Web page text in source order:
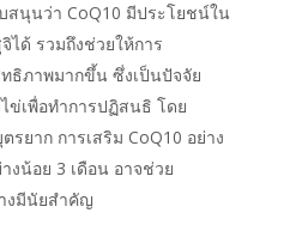
สนุนว่า CoQ10 มีประโยชน์ใน
ได้ รวมถึงช่วยให้การ
ธิภาพมากขึ้น ซึ่งเป็นปัจจัย
ข่เพื่อทำการปฏิสนธิ โดย
ยาก การเสริม CoQ10 อย่าง
งน้อย 3 เดือน อาจช่วย
งมีนัยสำคัญ